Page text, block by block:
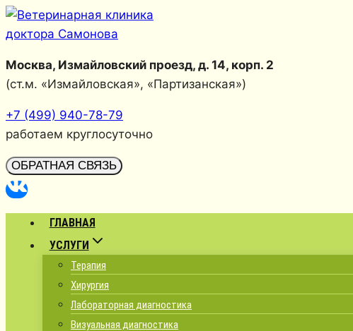
Перейти
к
Москва, Измайловский проезд, д. 14, корп. 2
(ст.м. «Измайловская», «Партизанская»)
+7 (499) 940-78-79
работаем круглосуточно
ОБРАТНАЯ СВЯЗЬ
ГЛАВНАЯ
УСЛУГИ
Терапия
Хирургия
Лабораторная диагностика
Визуальная диагностика